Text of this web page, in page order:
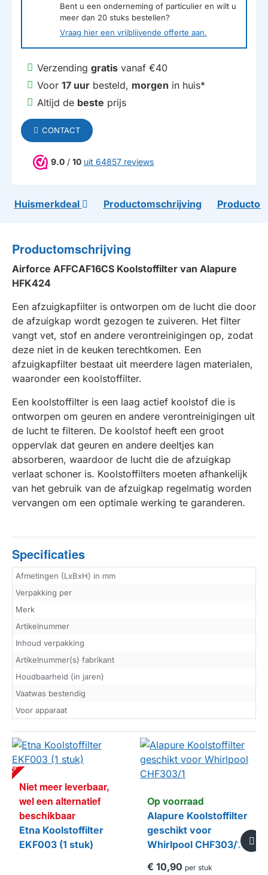
Bent u een onderneming of particulier en wilt u
meer dan 20 stuks bestellen?
Vraag hier een vrijblijvende offerte aan.
Verzending gratis vanaf €40
Voor 17 uur besteld, morgen in huis*
Altijd de beste prijs
CONTACT
9.0 / 10 uit 64857 reviews
Huismerkdeal Productomschrijving
Productomschrijving
Airforce AFFCAF16CS Koolstoffilter van Alapure
HFK424
Een afzuigkapfilter is ontworpen om de lucht die door
de afzuigkap wordt gezogen te zuiveren. Het filter
vangt vet, stof en andere verontreinigingen op, zodat
deze niet in de keuken terechtkomen. Een
afzuigkapfilter bestaat uit meerdere lagen materialen,
waaronder een koolstoffilter.
Een koolstoffilter is een laag actief koolstof die is
ontworpen om geuren en andere verontreinigingen uit
de lucht te filteren. De koolstof heeft een groot
oppervlak dat geuren en andere deeltjes kan
absorberen, waardoor de lucht die de afzuigkap
verlaat schoner is. Koolstoffilters moeten afhankelijk
van het gebruik van de afzuigkap regelmatig worden
vervangen om een optimale werking te garanderen.
Specificaties
Afmetingen (LxBxH) in mm
Verpakking per
Merk
Artikelnummer
Inhoud verpakking
Artikelnummer(s) fabrikant
Houdbaarheid (in jaren)
Vaatwas bestendig
Voor apparaat
Niet meer leverbaar,
wel een alternatief
beschikbaar
Etna Koolstoffilter
EKF003 (1 stuk)
Op voorraad
Alapure Koolstoffilter
geschikt voor
Whirlpool CHF303/1
€ 10,90 per stuk